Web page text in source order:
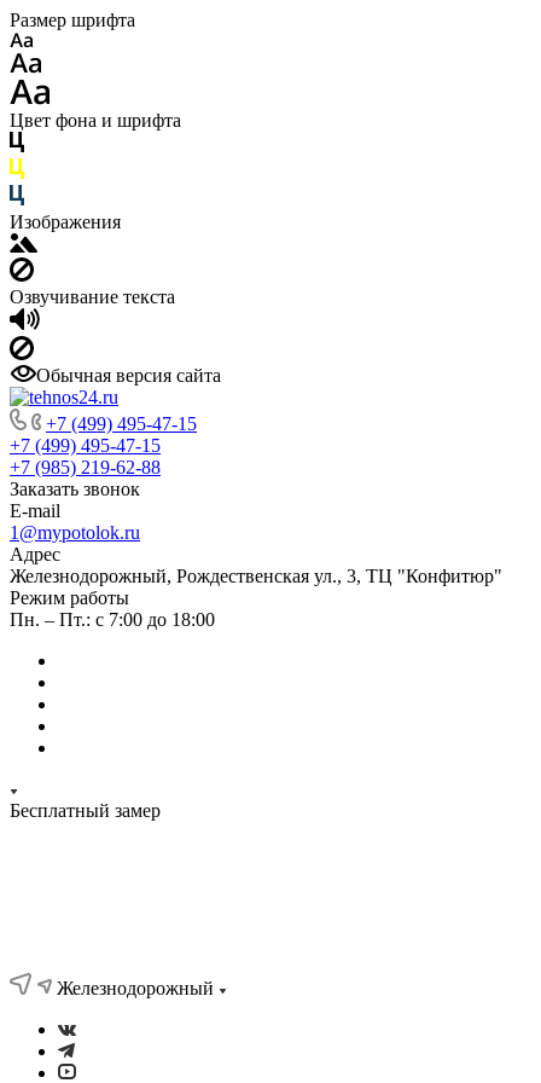
Размер шрифта
Цвет фона и шрифта
Изображения
Озвучивание текста
Обычная версия сайта
+7 (499) 495-47-15
+7 (499) 495-47-15
+7 (985) 219-62-88
Заказать звонок
E-mail
1@mypotolok.ru
Адрес
Железнодорожный, Рождественская ул., 3, ТЦ "Конфитюр"
Режим работы
Пн. – Пт.: с 7:00 до 18:00
Бесплатный замер
Железнодорожный